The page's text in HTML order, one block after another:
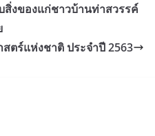
งของแก่ชาวบ้านท่าสวรรค์
ตร์แห่งชาติ ประจำปี 2563